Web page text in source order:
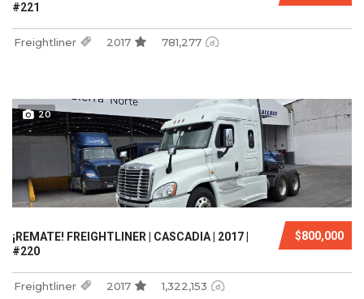
#221
Freightliner 2017 781,277
20
$800,000
¡REMATE! FREIGHTLINER | CASCADIA | 2017 |
#220
Freightliner 2017 1,322,153